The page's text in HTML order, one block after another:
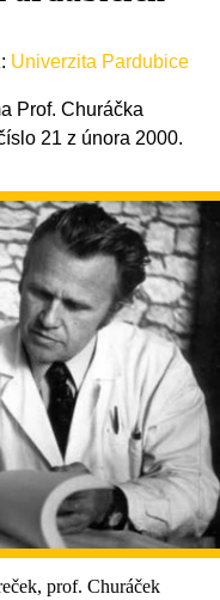
: Univerzita Pardubice
Prof. Churáčka
21 z února 2000.
prof. Churáček